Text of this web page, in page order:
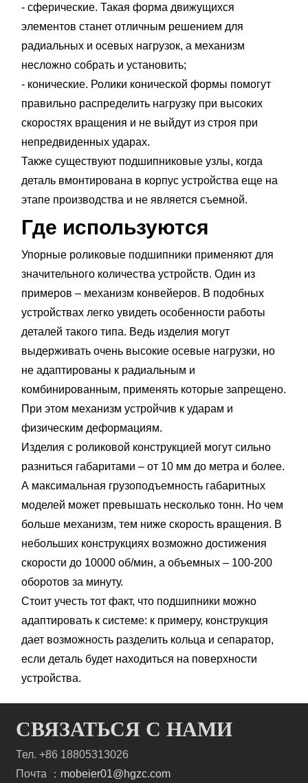
- сферические. Такая форма движущихся
элементов станет отличным решением для
радиальных и осевых нагрузок, а механизм
несложно собрать и установить;
- конические. Ролики конической формы помогут
правильно распределить нагрузку при высоких
скоростях вращения и не выйдут из строя при
непредвиденных ударах.
Также существуют подшипниковые узлы, когда
деталь вмонтирована в корпус устройства еще на
этапе производства и не является съемной.
Где используются
Упорные роликовые подшипники применяют для
значительного количества устройств. Один из
примеров – механизм конвейеров. В подобных
устройствах легко увидеть особенности работы
деталей такого типа. Ведь изделия могут
выдерживать очень высокие осевые нагрузки, но
не адаптированы к радиальным и
комбинированным, применять которые запрещено.
При этом механизм устройчив к ударам и
физическим деформациям.
Изделия с роликовой конструкцией могут сильно
разниться габаритами – от 10 мм до метра и более.
А максимальная грузоподъемность габаритных
моделей может превышать несколько тонн. Но чем
больше механизм, тем ниже скорость вращения. В
небольших конструкциях возможно достижения
скорости до 10000 об/мин, а объемных – 100-200
оборотов за минуту.
Стоит учесть тот факт, что подшипники можно
адаптировать к системе: к примеру, конструкция
дает возможность разделить кольца и сепаратор,
если деталь будет находиться на поверхности
устройства.
СВЯЗАТЬСЯ С НАМИ
Тел. +86 18805313026
Почта ： mobeier01@hgzc.com